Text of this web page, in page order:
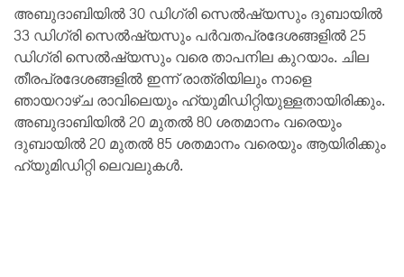
അബുദാബിയിൽ 30 ഡിഗ്രി സെൽഷ്യസും ദുബായിൽ
33 ഡിഗ്രി സെൽഷ്യസും പർവതപ്രദേശങ്ങളിൽ 25
ഡിഗ്രി സെൽഷ്യസും വരെ താപനില കുറയാം. ചില
തീരപ്രദേശങ്ങളിൽ ഇന്ന് രാത്രിയിലും നാളെ
ഞായറാഴ്ച രാവിലെയും ഹ്യുമിഡിറ്റിയുള്ളതായിരിക്കും.
അബുദാബിയിൽ 20 മുതൽ 80 ശതമാനം വരെയും
ദുബായിൽ 20 മുതൽ 85 ശതമാനം വരെയും ആയിരിക്കും
ഹ്യുമിഡിറ്റി ലെവലുകൾ.